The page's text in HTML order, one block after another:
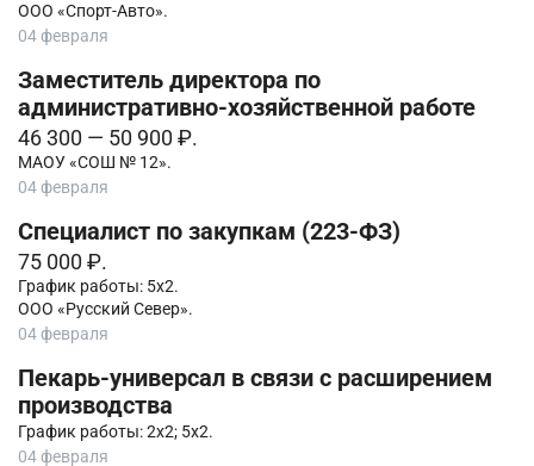
ООО «Спорт-Авто».
04 февраля
Заместитель директора по
административно-хозяйственной работе
46 300 — 50 900 ₽.
МАОУ «СОШ № 12».
04 февраля
Специалист по закупкам (223-ФЗ)
75 000 ₽.
График работы: 5х2.
ООО «Русский Север».
04 февраля
Пекарь-универсал в связи с расширением
производства
График работы: 2х2; 5х2.
04 февраля